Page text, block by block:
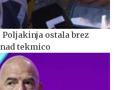
ostala brez
tekmico